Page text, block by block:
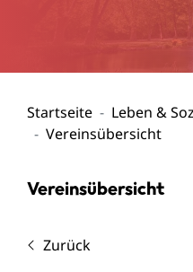
Startseite Leben &
Vereinsübersicht
Vereinsübersicht
Zurück